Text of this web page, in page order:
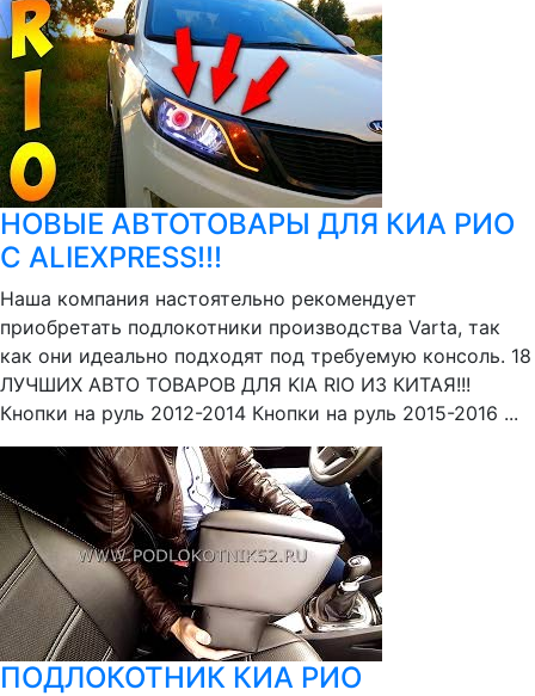
НОВЫЕ АВТОТОВАРЫ ДЛЯ КИА РИО
С ALIEXPRESS!!!
Наша компания настоятельно рекомендует
приобретать подлокотники производства Varta, так
как они идеально подходят под требуемую консоль. 18
ЛУЧШИХ АВТО ТОВАРОВ ДЛЯ KIA RIO ИЗ КИТАЯ!!!
Кнопки на руль 2012-2014 Кнопки на руль 2015-2016 ...
ПОДЛОКОТНИК КИА РИО